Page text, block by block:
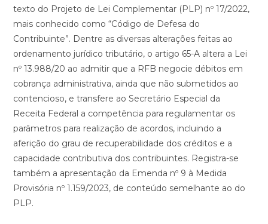
texto do Projeto de Lei Complementar (PLP) nº 17/2022,
mais conhecido como “Código de Defesa do
Contribuinte”. Dentre as diversas alterações feitas ao
ordenamento jurídico tributário, o artigo 65-A altera a Lei
nº 13.988/20 ao admitir que a RFB negocie débitos em
cobrança administrativa, ainda que não submetidos ao
contencioso, e transfere ao Secretário Especial da
Receita Federal a competência para regulamentar os
parâmetros para realização de acordos, incluindo a
aferição do grau de recuperabilidade dos créditos e a
capacidade contributiva dos contribuintes. Registra-se
também a apresentação da Emenda nº 9 à Medida
Provisória nº 1.159/2023, de conteúdo semelhante ao do
PLP.